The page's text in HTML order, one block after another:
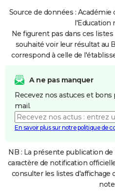
Source de données :
l'Education
Ne figurent pas dans ces
souhaité voir leur résultat au
correspond à celle de
A ne pas manquer
Recevez nos astuces et
mail.
En savoir plus sur notre politique de
NB : La présente publication
caractère de notification
consulter les listes d'affichage